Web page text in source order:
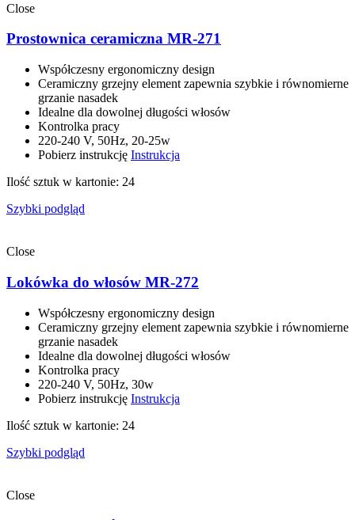
Close
Prostownica ceramiczna MR-271
Współczesny ergonomiczny design
Ceramiczny grzejny element zapewnia szybkie i równomierne
grzanie nasadek
Idealne dla dowolnej długości włosów
Kontrolka pracy
220-240 V, 50Hz, 20-25w
Pobierz instrukcję Instrukcja
Ilość sztuk w kartonie: 24
Szybki podgląd
Close
Lokówka do włosów MR-272
Współczesny ergonomiczny design
Ceramiczny grzejny element zapewnia szybkie i równomierne
grzanie nasadek
Idealne dla dowolnej długości włosów
Kontrolka pracy
220-240 V, 50Hz, 30w
Pobierz instrukcję Instrukcja
Ilość sztuk w kartonie: 24
Szybki podgląd
Close